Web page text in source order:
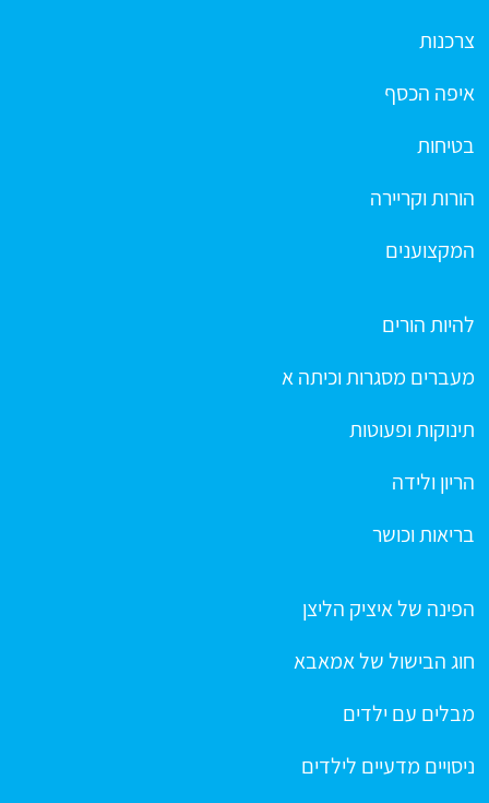
צרכנות
איפה הכסף
בטיחות
הורות וקריירה
המקצוענים
להיות הורים
מעברים מסגרות וכיתה א
תינוקות ופעוטות
הריון ולידה
בריאות וכושר
הפינה של איציק הליצן
חוג הבישול של אמאבא
מבלים עם ילדים
ניסויים מדעיים לילדים